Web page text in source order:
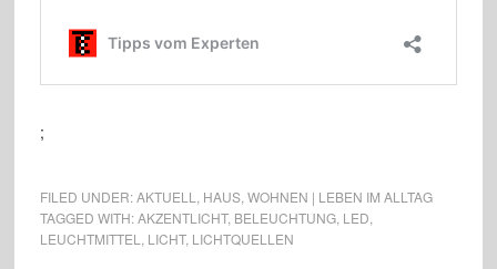
;
FILED UNDER:AKTUELL HAUS, WOHNEN | LEBEN IM ALLTAG
TAGGED WITH:AKZENTLICHT, BELEUCHTUNG, LED
LEUCHTMITTEL
LICHT, LICHTQUELLEN